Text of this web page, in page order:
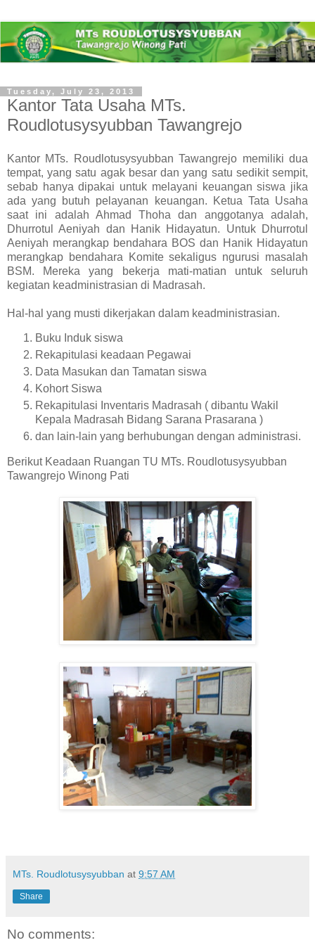
Tuesday, July 23, 2013
Kantor Tata Usaha MTs.
Roudlotusysyubban Tawangrejo
Kantor MTs. Roudlotusysyubban Tawangrejo memiliki dua
tempat, yang satu agak besar dan yang satu sedikit sempit,
sebab hanya dipakai untuk melayani keuangan siswa jika
ada yang butuh pelayanan keuangan. Ketua Tata Usaha
saat ini adalah Ahmad Thoha dan anggotanya adalah,
Dhurrotul Aeniyah dan Hanik Hidayatun. Untuk Dhurrotul
Aeniyah merangkap bendahara BOS dan Hanik Hidayatun
merangkap bendahara Komite sekaligus ngurusi masalah
BSM. Mereka yang bekerja mati-matian untuk seluruh
kegiatan keadministrasian di Madrasah.
Hal-hal yang musti dikerjakan dalam keadministrasian.
Buku Induk siswa
Rekapitulasi keadaan Pegawai
Data Masukan dan Tamatan siswa
Kohort Siswa
Rekapitulasi Inventaris Madrasah ( dibantu Wakil
Kepala Madrasah Bidang Sarana Prasarana )
dan lain-lain yang berhubungan dengan administrasi.
Berikut Keadaan Ruangan TU MTs. Roudlotusysyubban
Tawangrejo Winong Pati
MTs. Roudlotusysyubban at 9:57 AM
Share
No comments: